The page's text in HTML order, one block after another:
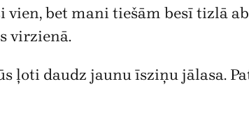
bet mani tiešām besī tizlā
virzienā.
ļoti daudz jaunu īsziņu jālasa.